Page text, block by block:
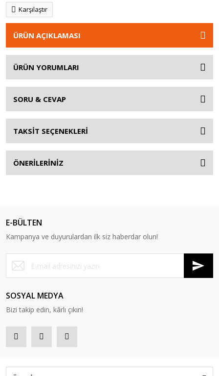
Karşılaştır
ÜRÜN AÇIKLAMASI
ÜRÜN YORUMLARI
SORU & CEVAP
TAKSİT SEÇENEKLERİ
ÖNERİLERİNİZ
E-BÜLTEN
Kampanya ve duyurulardan ilk siz haberdar olun!
SOSYAL MEDYA
Bizi takip edin, kârlı çıkın!